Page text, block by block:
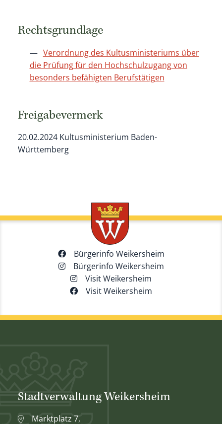
Rechtsgrundlage
Verordnung des Kultusministeriums über
die Prüfung für den Hochschulzugang von
besonders befähigten Berufstätigen
Freigabevermerk
20.02.2024 Kultusministerium Baden-
Württemberg
Bürgerinfo Weikersheim
Bürgerinfo Weikersheim
Visit Weikersheim
Visit Weikersheim
Stadtverwaltung Weikersheim
Marktplatz 7,